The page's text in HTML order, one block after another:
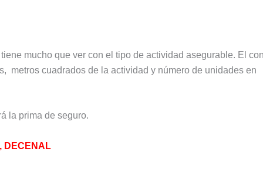
mucho que ver con el tipo de actividad asegurable. El
metros cuadrados de la actividad y número de unidades en
la prima de seguro.
DECENAL